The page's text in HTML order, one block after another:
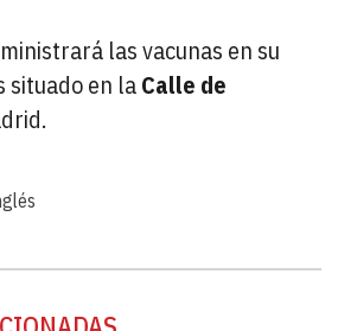
las vacunas en su
situado en laCalle de